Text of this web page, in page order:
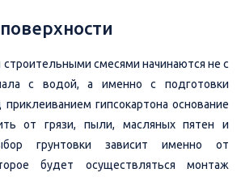
строительными смесями начинаются не с
с водой, а именно с подготовки
гипсокартона основание
от грязи, пыли, масляных пятен и
грунтовки зависит именно от
будет осуществляться монтаж